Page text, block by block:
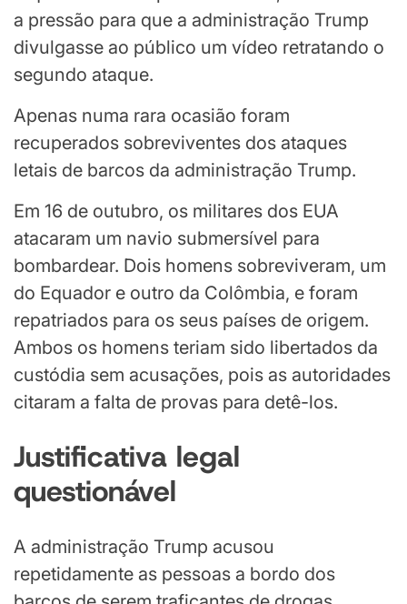
a pressão para que a administração Trump
divulgasse ao público um vídeo retratando o
segundo ataque.
Apenas numa rara ocasião foram
recuperados sobreviventes dos ataques
letais de barcos da administração Trump.
Em 16 de outubro, os militares dos EUA
atacaram um navio submersível para
bombardear. Dois homens sobreviveram, um
do Equador e outro da Colômbia, e foram
repatriados para os seus países de origem.
Ambos os homens teriam sido libertados da
custódia sem acusações, pois as autoridades
citaram a falta de provas para detê-los.
Justificativa legal
questionável
A administração Trump acusou
repetidamente as pessoas a bordo dos